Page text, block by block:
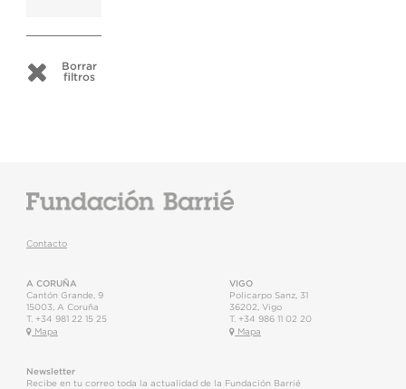
Borrar
filtros
Contacto
A CORUÑA
Cantón Grande, 9
15003
A Coruña
T. +34 981 22 15 25
Mapa
VIGO
Policarpo Sanz, 31
36202 Vigo
T. +34 986 11 02 20
Mapa
Newsletter
Recibe en tu correo toda la actualidad de la Fundación Barrié